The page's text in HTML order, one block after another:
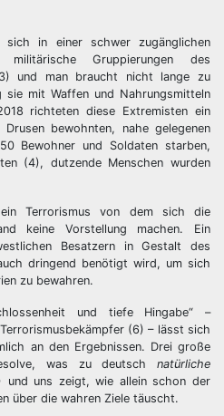
sich in einer schwer zugänglichen
Gruppierungen des
und man braucht nicht lange zu
sie mit Waffen und Nahrungsmitteln
richteten diese Extremisten ein
bewohnten, nahe gelegenen
Bewohner und Soldaten starben,
(4), dutzende Menschen wurden
Terrorismus von dem sich die
keine Vorstellung machen. Ein
Besatzern in Gestalt des
dringend benötigt wird, um sich
zu bewahren.
und tiefe Hingabe“ –
(6) – lässt sich
an den Ergebnissen. Drei große
was zu deutsch natürliche
und uns zeigt, wie allein schon der
über die wahren Ziele täuscht.